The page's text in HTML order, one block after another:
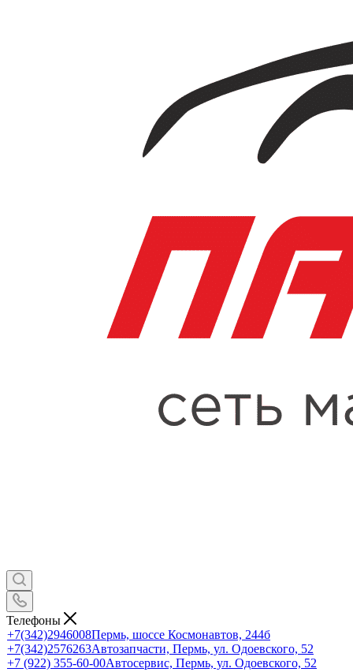
Телефоны
+7(342)2946008Пермь, шоссе Космонавтов, 244б
+7(342)2576263Автозапчасти, Пермь, ул. Одоевского, 52
+7 (922) 355-60-00Автосервис, Пермь, ул. Одоевского, 52